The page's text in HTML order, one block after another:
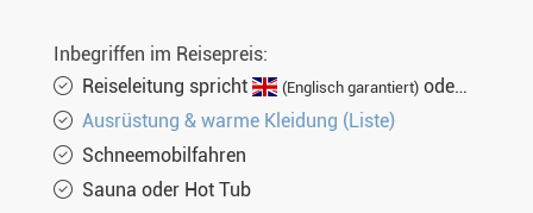
Inbegriffen im Reisepreis:
Reiseleitung spricht
(Englisch garantiert) oder
Ausrüstung & warme Kleidung (Liste)
Schneemobilfahren
Sauna oder Hot Tub